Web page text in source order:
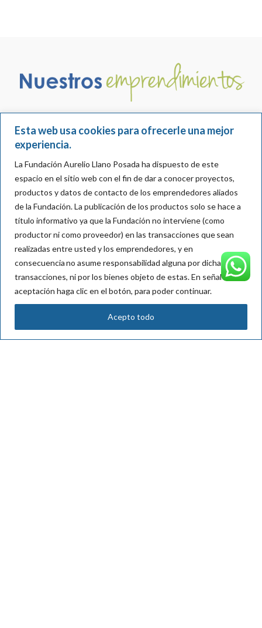
Esta web usa cookies para ofrecerle una mejor
experiencia.
La Fundación Aurelio Llano Posada ha dispuesto de este
espacio en el sitio web con el fin de dar a conocer proyectos,
productos y datos de contacto de los emprendedores aliados
de la Fundación.La publicación de los productos solo se hace a
título informativo ya que la Fundación no interviene (como
productor ni como proveedor) en las transacciones que sean
realizadas entre usted y los emprendedores, y en
consecuenciano asume responsabilidad alguna por dichas
transacciones, ni por los bienes objeto deestas. En señal de
aceptación haga clic en el botón, para poder continuar.
Acepto todo
Teléfono: (57) +4 316 4400